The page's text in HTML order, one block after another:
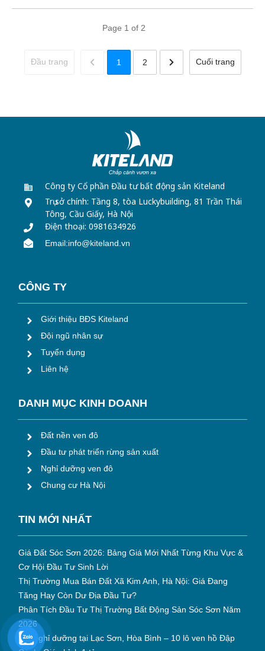
Page 1 of 2
Đầu trang 1 2 Cuối trang
Công ty Cổ phần Đầu tư bất động sản Kiteland
Trụ sở chính: Tầng 8, tòa Luckybuilding, 81 Trần Thái
Tông, Cầu Giấy, Hà Nội
Điện thoại: 0981634926
Email:info@kiteland.vn
CÔNG TY
Giới thiệu BĐS Kiteland
Đội ngũ nhân sự
Tuyển dụng
Liên hệ
DANH MỤC KINH DOANH
Đất nền ven đô
Đầu tư phát triển rừng sản xuất
Nghỉ dưỡng ven đô
Chung cư Hà Nội
TIN MỚI NHẤT
Giá Đất Sóc Sơn 2026: Bảng Giá Mới Nhất Từng Khu Vực &
Cơ Hội Đầu Tư Sinh Lời
Thị Trường Mua Bán Đất Xã Kim Anh, Hà Nội: Giá Đang
Tăng Hay Còn Dư Địa Đầu Tư?
Phân Tích Đầu Tư Thị Trường Bất Động Sản Sóc Sơn Năm
2026
Đất nghỉ dưỡng tại Lạc Sơn, Hòa Bình – 10 lô ven hồ Đập